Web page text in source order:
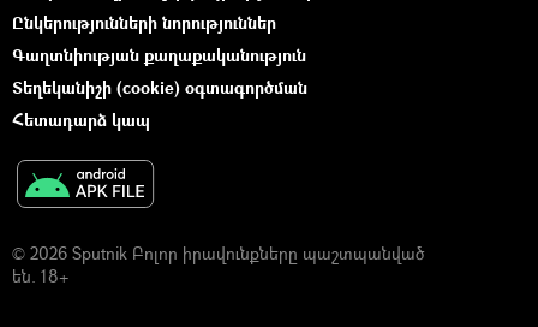
Ընկերությունների նորություններ
Գաղտնիության քաղաքականություն
Տեղեկանիշի (cookie) օգտագործման
Հետադարձ կապ
© 2026 Sputnik Բոլոր իրավունքները պաշտպանված
են. 18+